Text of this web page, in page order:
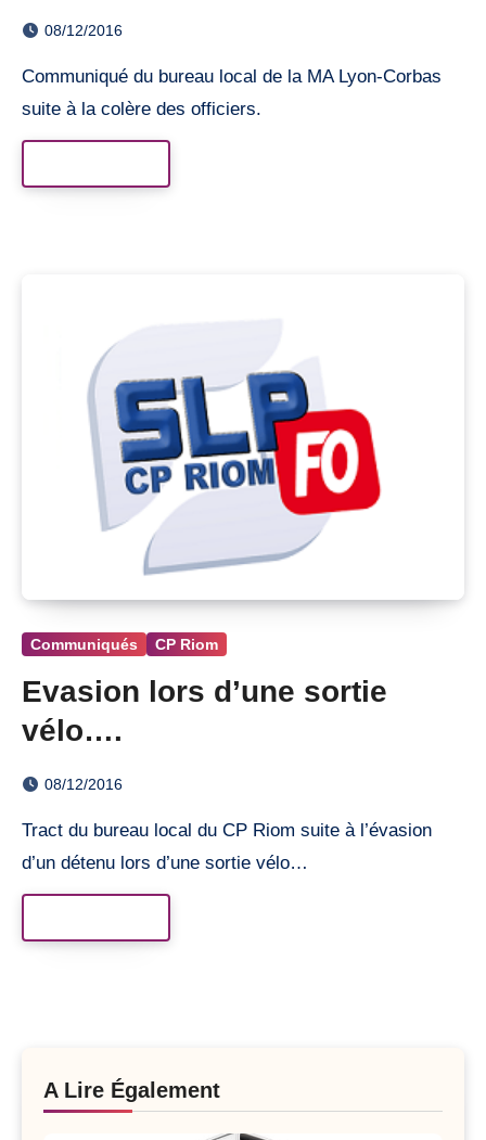
08/12/2016
Communiqué du bureau local de la MA Lyon-Corbas
suite à la colère des officiers.
Communiqués CP Riom
Evasion lors d’une sortie
vélo….
08/12/2016
Tract du bureau local du CP Riom suite à l’évasion
d’un détenu lors d’une sortie vélo…
A Lire Également